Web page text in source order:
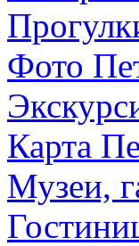
Фото
Карта
Музеи,